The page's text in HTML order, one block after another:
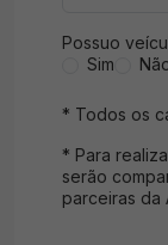
Possuo
Sim
* Todos os
* Para
serão
parceiras da